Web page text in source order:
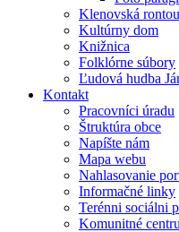
Klenovská
Kultúrny dom
Knižnica
Folklórne súbory
Ľudová hudba
Kontakt
Pracovníci úradu
Štruktúra obce
Napíšte nám
Mapa webu
Nahlasovanie
Informačné linky
Terénni sociálni
Komunitné